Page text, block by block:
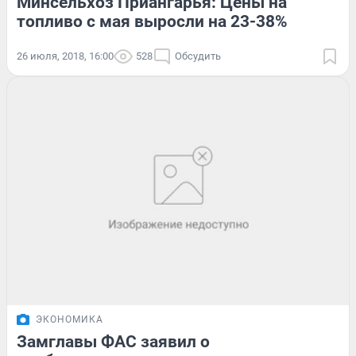
топливо с мая выросли на 23-38%
26 июля, 2018, 16:00 528 Обсудить
ЭКОНОМИКА
Замглавы ФАC заявил о